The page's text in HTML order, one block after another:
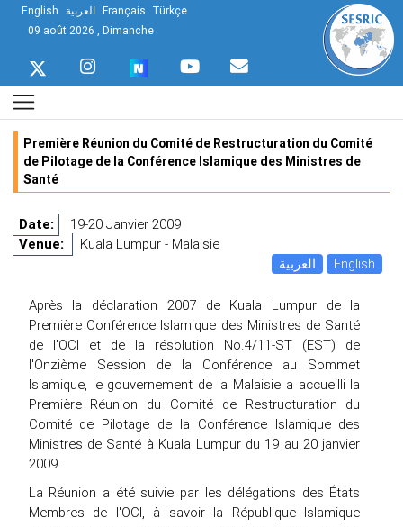
English العربية Français Türkçe
09 août 2026 , Dimanche
Première Réunion du Comité de Restructuration du Comité
de Pilotage de la Conférence Islamique des Ministres de
Santé
Date:
19-20 Janvier 2009
Venue:
Kuala Lumpur - Malaisie
العربية
English
Après la déclaration 2007 de Kuala Lumpur de la
Première Conférence Islamique des Ministres de Santé
de l'OCI et de la résolution No.4/11-ST (EST) de
l'Onzième Session de la Conférence au Sommet
Islamique, le gouvernement de la Malaisie a accueilli la
Première Réunion du Comité de Restructuration du
Comité de Pilotage de la Conférence Islamique des
Ministres de Santé à Kuala Lumpur du 19 au 20 janvier
2009.
La Réunion a été suivie par les délégations des États
Membres de l'OCI, à savoir la République Islamique